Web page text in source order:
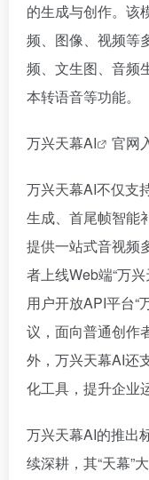
的生成与创作。该
频、图像、视频等
频、文生图、音频
本转语音等功能。
万兴天幕AI 官网
万兴天幕AI不仅支
生成、首尾帧智能
提供一站式音视频
者上线Web端“万
用户开放API平台“
议，面向普通创作
外，万兴天幕AI还
化工具，提升企业
万兴天幕AI的推出
续深耕，其“天幕”